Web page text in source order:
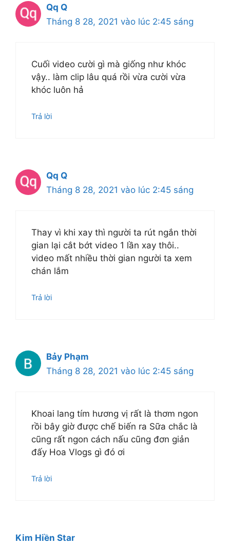
Qq Q
Tháng 8 28, 2021 vào lúc 2:45 sáng
Cuối video cười gì mà giống như khóc
vậy.. làm clip lâu quá rồi vừa cười vừa
khóc luôn hả
Trả lời
Qq Q
Tháng 8 28, 2021 vào lúc 2:45 sáng
Thay vì khi xay thì người ta rút ngắn thời
gian lại cắt bớt video 1 lần xay thôi..
video mất nhiều thời gian người ta xem
chán lắm
Trả lời
Bảy Phạm
Tháng 8 28, 2021 vào lúc 2:45 sáng
Khoai lang tím hương vị rất là thơm ngon
rồi bây giờ được chế biến ra Sữa chắc là
cũng rất ngon cách nấu cũng đơn giản
đấy Hoa Vlogs gì đó ơi
Trả lời
Kim Hiền Star